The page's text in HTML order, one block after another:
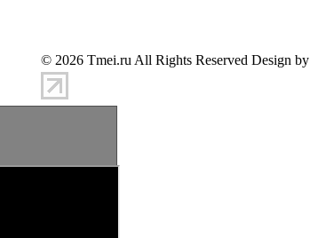
© 2026 Tmei.ru All Rights Reserved Design by